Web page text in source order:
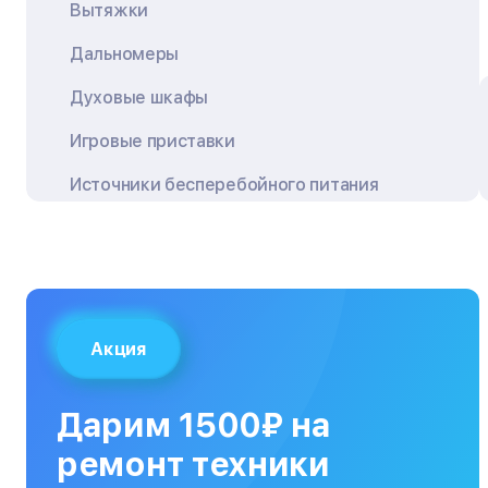
Вытяжки
Дальномеры
Духовые шкафы
Игровые приставки
Источники бесперебойного питания
Кофемашины
Кухонные плиты
МФУ
Акция
Дарим 1500₽ на
ремонт техники